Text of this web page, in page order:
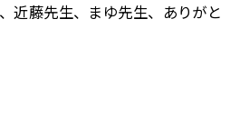
近藤先生、まゆ先生、ありがと